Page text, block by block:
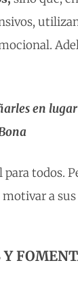
en
todos.
a
Y